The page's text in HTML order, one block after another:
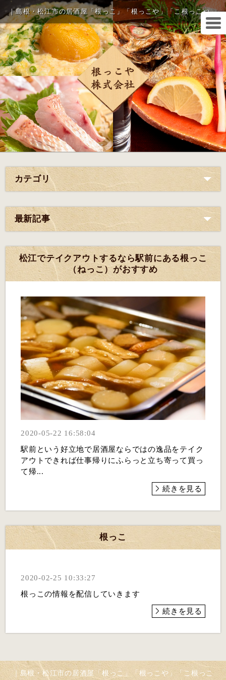
｜島根・松江市の居酒屋「根っこ」「根っこや」「こ根っこや」
カテゴリ
最新記事
松江でテイクアウトするなら駅前にある根っこ
（ねっこ）がおすすめ
2020-05-22 16:58:04
駅前という好立地で居酒屋ならではの逸品をテイク
アウトできれば仕事帰りにふらっと立ち寄って買っ
て帰...
続きを見る
根っこ
2020-02-25 10:33:27
根っこの情報を配信していきます
続きを見る
｜島根・松江市の居酒屋「根っこ」「根っこや」「こ根っこ